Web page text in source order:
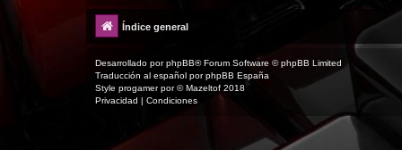
Índice general
Desarrollado porphpBB® Forum Software © phpBB Limited
Traducción al español porphpBB España
Style progamerpor ©Mazeltof 2018
Privacidad | Condiciones